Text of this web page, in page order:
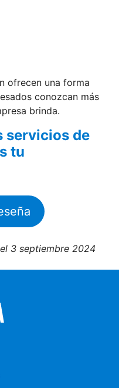
ofrecen una forma
conozcan más
brinda.
servicios de
tu
3 septiembre 2024